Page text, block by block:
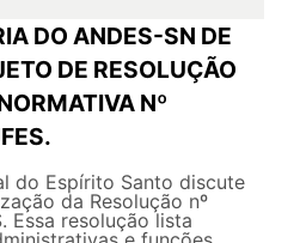
DO ANDES-SN DE
DE RESOLUÇÃO
Nº
do Espírito Santo discute
da Resolução nº
Essa resolução lista